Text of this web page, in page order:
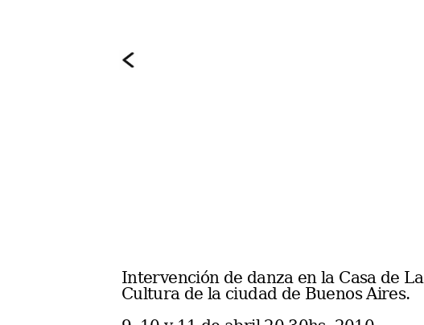
Intervención de danza en la Casa de La
Cultura de la ciudad de Buenos Aires.